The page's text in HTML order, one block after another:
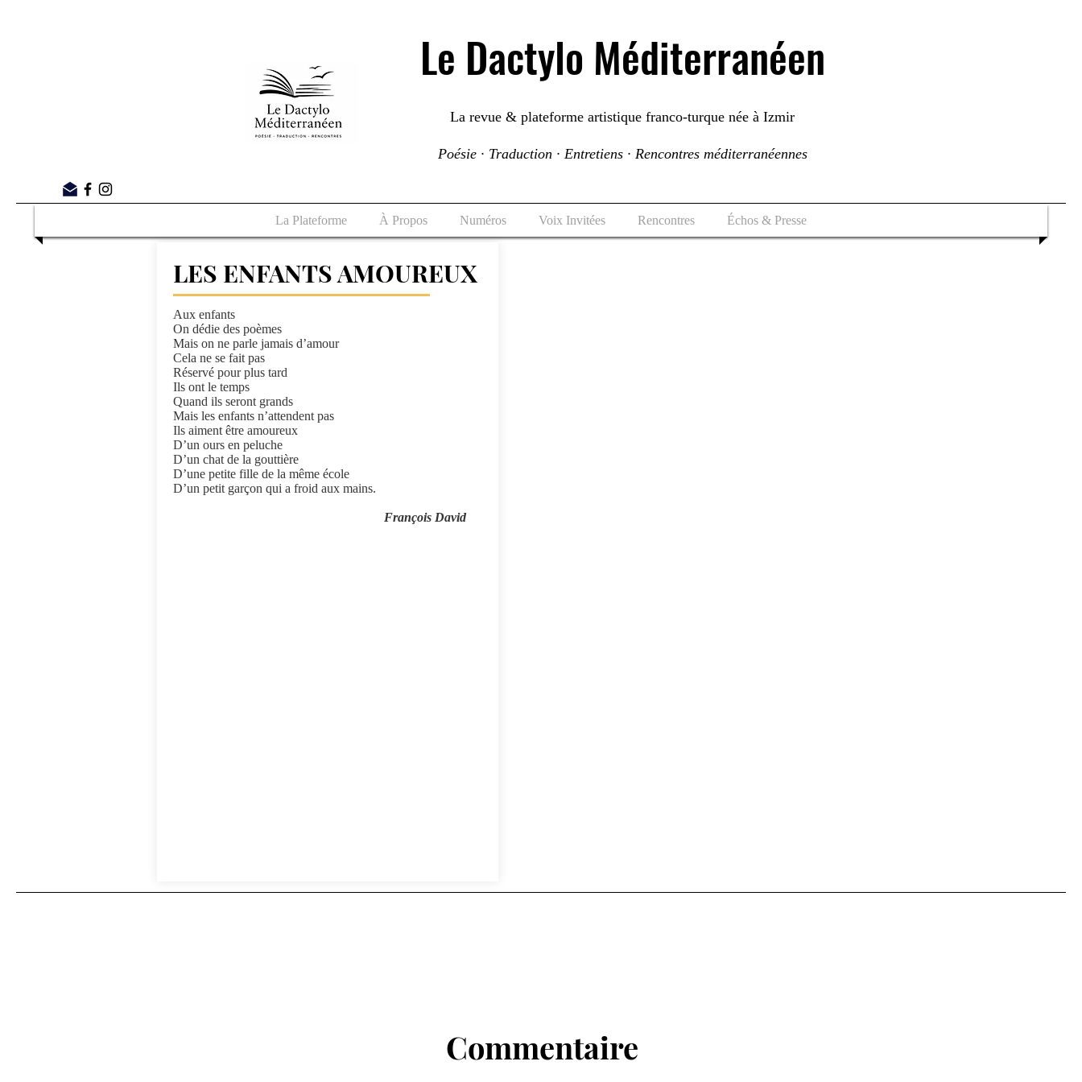
Le Dactylo Méditerranéen
La revue & plateforme artistique franco-turque née à Izmir
Poésie · Traduction · Entretiens · Rencontres méditerranéennes
La Plateforme À Propos Numéros Voix Invitées Rencontres Échos & Presse
LES ENFANTS AMOUREUX
Aux enfants
On dédie des poèmes
Mais on ne parle jamais d’amour
Cela ne se fait pas
Réservé pour plus tard
Ils ont le temps
Quand ils seront grands
Mais les enfants n’attendent pas
Ils aiment être amoureux
D’un ours en peluche
D’un chat de la gouttière
D’une petite fille de la même école
D’un petit garçon qui a froid aux mains.
François David
Commentaire